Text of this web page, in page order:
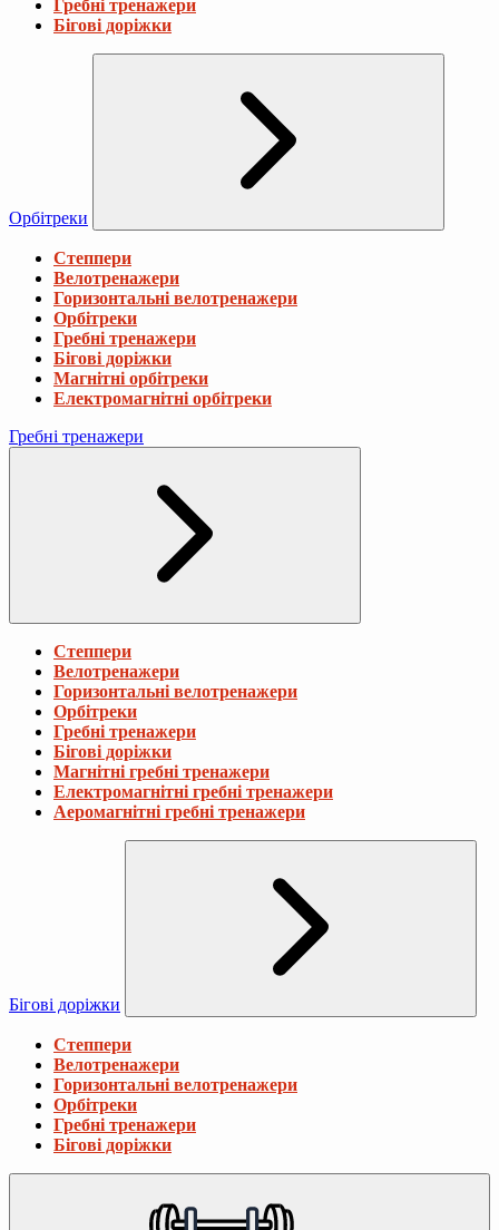
Гребні тренажери
Бігові доріжки
Орбітреки
Степпери
Велотренажери
Горизонтальні велотренажери
Орбітреки
Гребні тренажери
Бігові доріжки
Магнітні орбітреки
Електромагнітні орбітреки
Гребні тренажери
Степпери
Велотренажери
Горизонтальні велотренажери
Орбітреки
Гребні тренажери
Бігові доріжки
Магнітні гребні тренажери
Електромагнітні гребні тренажери
Аеромагнітні гребні тренажери
Бігові доріжки
Степпери
Велотренажери
Горизонтальні велотренажери
Орбітреки
Гребні тренажери
Бігові доріжки